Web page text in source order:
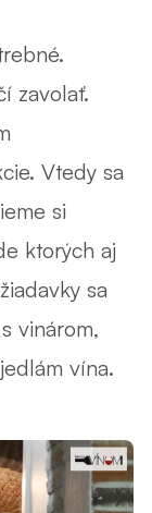
zavolať.
Vtedy sa
si
ktorých aj
sa
vinárom,
vína.